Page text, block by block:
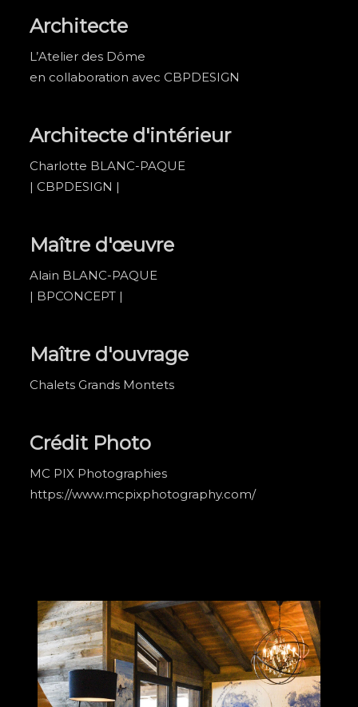
Architecte
L’Atelier des Dôme
en collaboration avec CBPDESIGN
Architecte d'intérieur
Charlotte BLANC-PAQUE
| CBPDESIGN |
Maître d'œuvre
Alain BLANC-PAQUE
| BPCONCEPT |
Maître d'ouvrage
Chalets Grands Montets
Crédit Photo
MC PIX Photographies
https://www.mcpixphotography.com/